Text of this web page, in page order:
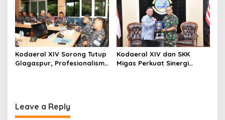
Kodaeral XIV Sorong Tutup
Glagaspur, Profesionalisme
Kodaeral XIV dan SKK
Migas Perkuat Sinergi
Leave a Reply